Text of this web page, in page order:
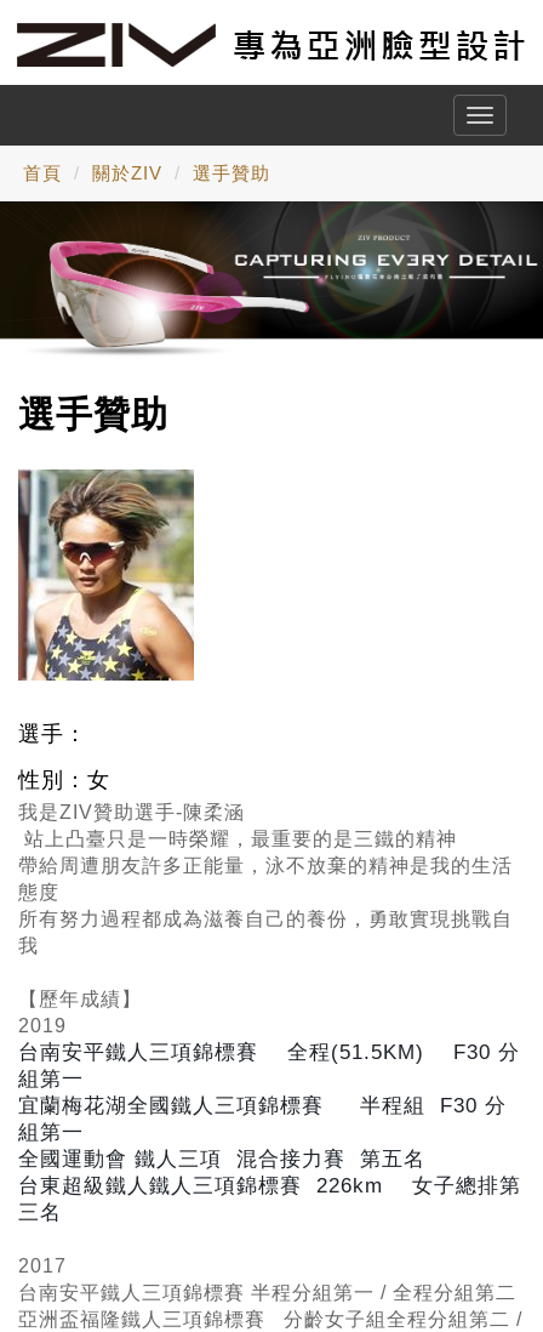
Toggle
首頁 關於ZIV 選手贊助
選手贊助
選手：
性別：女
我是ZIV贊助選手-陳柔涵
站上凸臺只是一時榮耀，最重要的是三鐵的精神
帶給周遭朋友許多正能量，泳不放棄的精神是我的生活
態度
所有努力過程都成為滋養自己的養份，勇敢實現挑戰自
我
【歷年成績】
2019
台南安平鐵人三項錦標賽 全程(51.5KM) F30 分
組第一
宜蘭梅花湖全國鐵人三項錦標賽 半程組 F30 分
組第一
全國運動會 鐵人三項 混合接力賽 第五名
台東超級鐵人鐵人三項錦標賽 226km 女子總排第
三名
2017
台南安平鐵人三項錦標賽 半程分組第一 / 全程分組第二
亞洲盃福隆鐵人三項錦標賽 分齡女子組全程分組第二 /